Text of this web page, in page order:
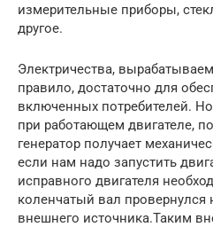
измерительные приборы,
другое.
Электричества,
правило, достаточно для
включенных потребителей.
при работающем двигателе,
генератор получает
если нам надо запустить
исправного двигателя
коленчатый вал провернулся
внешнего источника.Таким